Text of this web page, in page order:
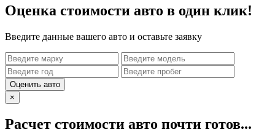
Оценка стоимости авто в один клик!
Введите данные вашего авто и оставьте заявку
Оценить авто
×
Расчет стоимости авто почти готов...